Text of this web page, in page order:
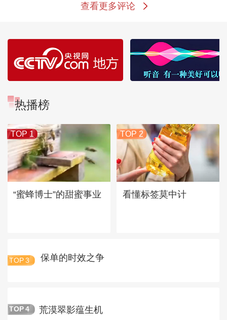
查看更多评论
热播榜
TOP 1
“蜜蜂博士”的甜蜜事业
TOP 2
看懂标签莫中计
TOP 3 保单的时效之争
TOP 4 荒漠翠影蕴生机